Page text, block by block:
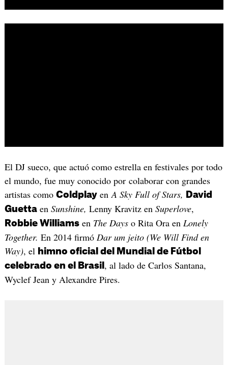
El DJ sueco, que actuó como estrella en festivales por todo
el mundo, fue muy conocido por colaborar con grandes
artistas como ColdplayenA Sky Full of Stars,
David
Guettaen Sunshine, Lenny Kravitz en Superlove,
Robbie Williamsen The Dayso Rita Ora en Lonely
Together. En 2014 firmó Dar um jeito (We Will Find en
Way), el himno oficial del Mundial de Fútbol
celebrado en el Brasil , al lado de Carlos Santana,
Wyclef Jean y Alexandre Pires.